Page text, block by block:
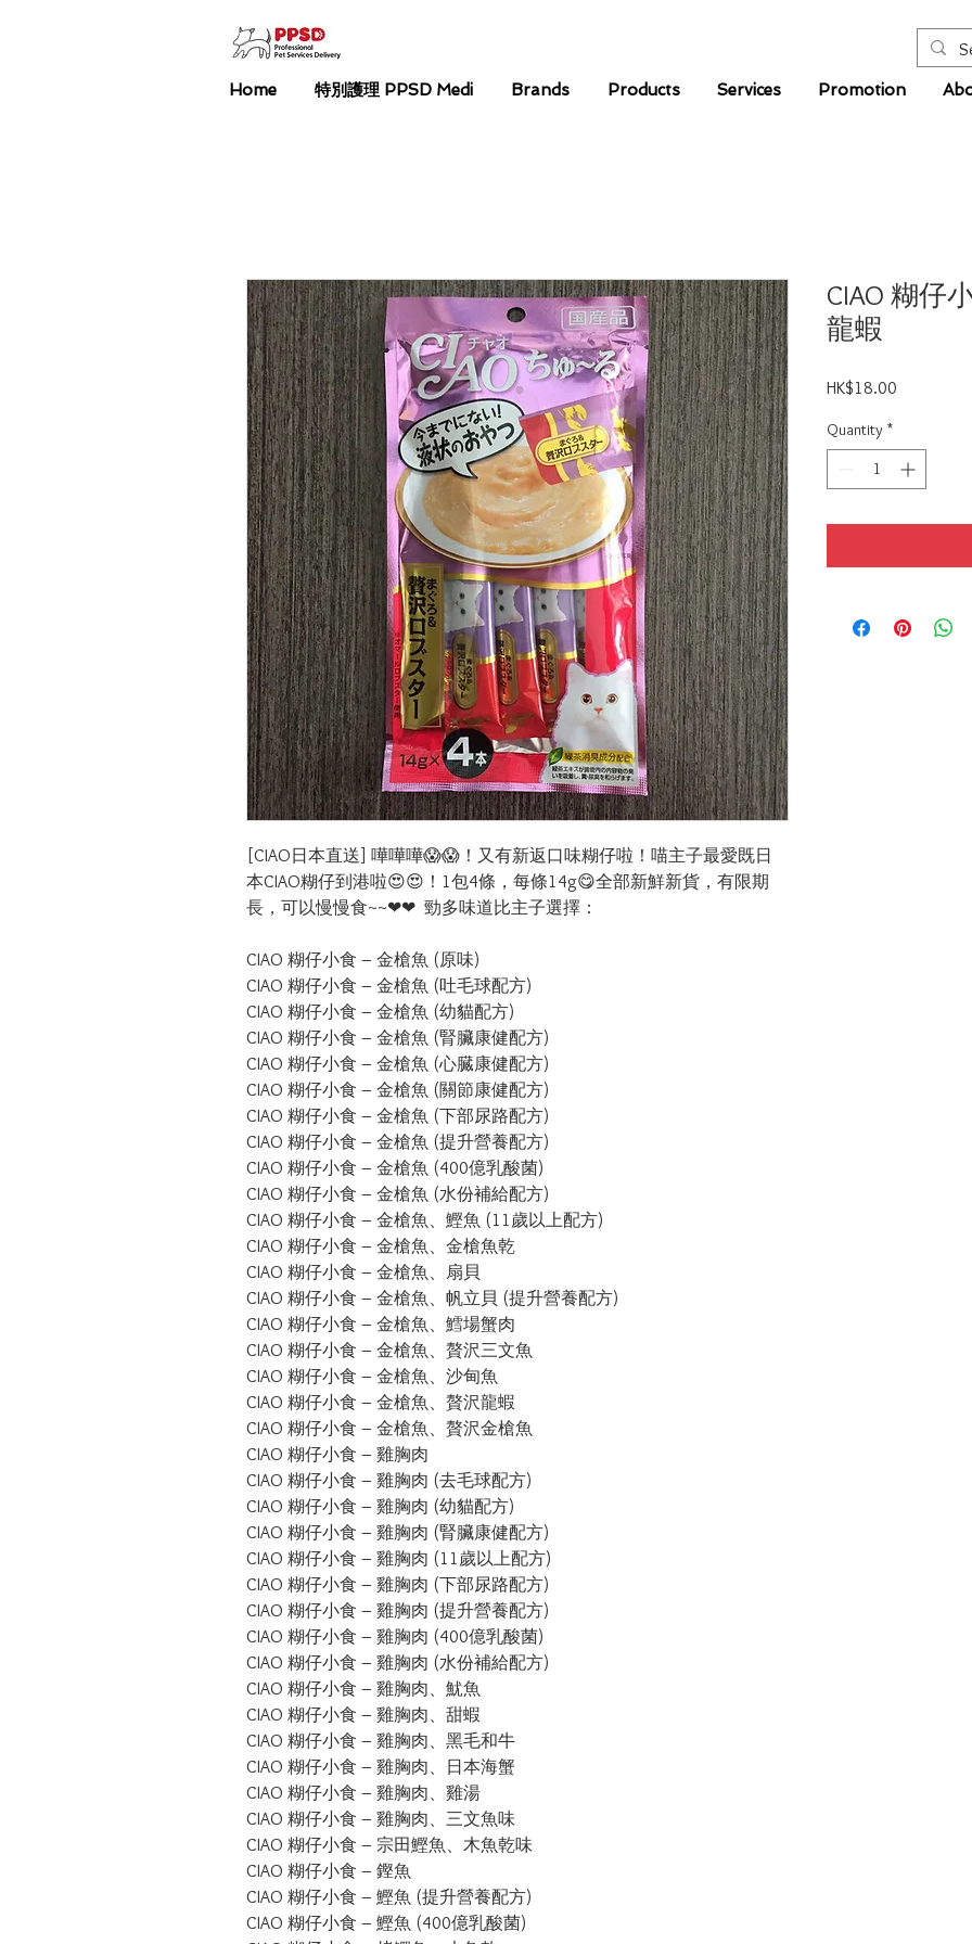
Home 特別護理 PPSD Medi Brands Products Services Promotion
[CIAO日本直送] 嘩嘩嘩😱😱！又有新返口味糊仔啦！喵主子最愛既日
本CIAO糊仔到港啦😍😍！1包4條，每條14g😋全部新鮮新貨，有限期
長，可以慢慢食~~❤❤  勁多味道比主子選擇：
CIAO 糊仔小食 – 金槍魚 (原味)
CIAO 糊仔小食 – 金槍魚 (吐毛球配方)
CIAO 糊仔小食 – 金槍魚 (幼貓配方)
CIAO 糊仔小食 – 金槍魚 (腎臟康健配方)
CIAO 糊仔小食 – 金槍魚 (心臓康健配方)
CIAO 糊仔小食 – 金槍魚 (關節康健配方)
CIAO 糊仔小食 – 金槍魚 (下部尿路配方)
CIAO 糊仔小食 – 金槍魚 (提升營養配方)
CIAO 糊仔小食 – 金槍魚 (400億乳酸菌)
CIAO 糊仔小食 – 金槍魚 (水份補給配方)
CIAO 糊仔小食 – 金槍魚、鰹魚 (11歲以上配方)
CIAO 糊仔小食 – 金槍魚、金槍魚乾
CIAO 糊仔小食 – 金槍魚、扇貝
CIAO 糊仔小食 – 金槍魚、帆立貝 (提升營養配方)
CIAO 糊仔小食 – 金槍魚、鱈場蟹肉
CIAO 糊仔小食 – 金槍魚、贅沢三文魚
CIAO 糊仔小食 – 金槍魚、沙甸魚
CIAO 糊仔小食 – 金槍魚、贅沢龍蝦
CIAO 糊仔小食 – 金槍魚、贅沢金槍魚
CIAO 糊仔小食 – 雞胸肉
CIAO 糊仔小食 – 雞胸肉 (去毛球配方)
CIAO 糊仔小食 – 雞胸肉 (幼貓配方)
CIAO 糊仔小食 – 雞胸肉 (腎臟康健配方)
CIAO 糊仔小食 – 雞胸肉 (11歲以上配方)
CIAO 糊仔小食 – 雞胸肉 (下部尿路配方)
CIAO 糊仔小食 – 雞胸肉 (提升營養配方)
CIAO 糊仔小食 – 雞胸肉 (400億乳酸菌)
CIAO 糊仔小食 – 雞胸肉 (水份補給配方)
CIAO 糊仔小食 – 雞胸肉、魷魚
CIAO 糊仔小食 – 雞胸肉、甜蝦
CIAO 糊仔小食 – 雞胸肉、黑毛和牛
CIAO 糊仔小食 – 雞胸肉、日本海蟹
CIAO 糊仔小食 – 雞胸肉、雞湯
CIAO 糊仔小食 – 雞胸肉、三文魚味
CIAO 糊仔小食 – 宗田鰹魚、木魚乾味
CIAO 糊仔小食 – 鏗魚
CIAO 糊仔小食 – 鰹魚 (提升營養配方)
CIAO 糊仔小食 – 鰹魚 (400億乳酸菌)
CIAO 糊仔
龍蝦
HK$18.00
Quantity *